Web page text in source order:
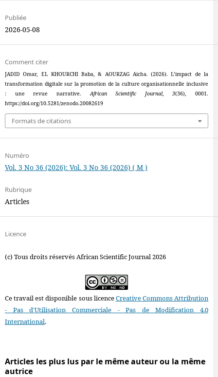
Publiée
2026-05-08
Comment citer
JADID Omar, EL KHOURCHI Baba, & AOURZAG Aicha. (2026). L’impact de la
transformation digitale sur la promotion de la culture organisationnelle inclusive
: une revue narrative.African Scientific Journal,3(36), 0001.
https://doi.org/10.5281/zenodo.20082619
Formats de citations
Numéro
Vol. 3 No 36 (2026): Vol. 3 No 36 (2026) ( M )
Rubrique
Articles
Licence
(c) Tous droits réservés African Scientific Journal 2026
Ce travail est disponible sous licenceCreative Commons Attribution
- Pas d'Utilisation Commerciale - Pas de Modification 4.0
International.
Articles les plus lus par le même auteur ou la même
autrice